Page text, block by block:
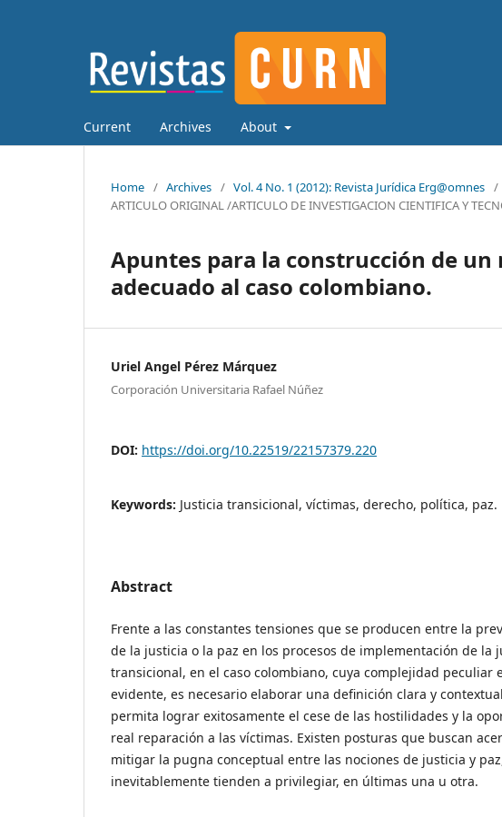
Current Archives About
Home / Archives / Vol. 4 No. 1 (2012): Revista Jurídica Erg@omnes /
ARTICULO ORIGINAL /ARTICULO DE INVESTIGACION CIENTIFICA Y
Apuntes para la construcción de
adecuado al caso colombiano.
Uriel Angel Pérez Márquez
Corporación Universitaria Rafael Núñez
DOI: https://doi.org/10.22519/22157379.220
Keywords: Justicia transicional, víctimas, derecho, política, paz.
Abstract
Frente a las constantes tensiones que se producen entre la
de la justicia o la paz en los procesos de implementación de la
transicional, en el caso colombiano, cuya complejidad peculiar
evidente, es necesario elaborar una definición clara y
permita lograr exitosamente el cese de las hostilidades y la
real reparación a las víctimas. Existen posturas que buscan
mitigar la pugna conceptual entre las nociones de justicia y
inevitablemente tienden a privilegiar, en últimas una u otra.